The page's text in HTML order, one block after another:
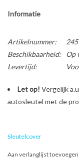
Informatie
Artikelnummer:
245
Beschikbaarheid:
Op
Levertijd:
Let op! Vergelijk
autosleutel met de
Sleutelcover
Aan verlanglijst toevoegen